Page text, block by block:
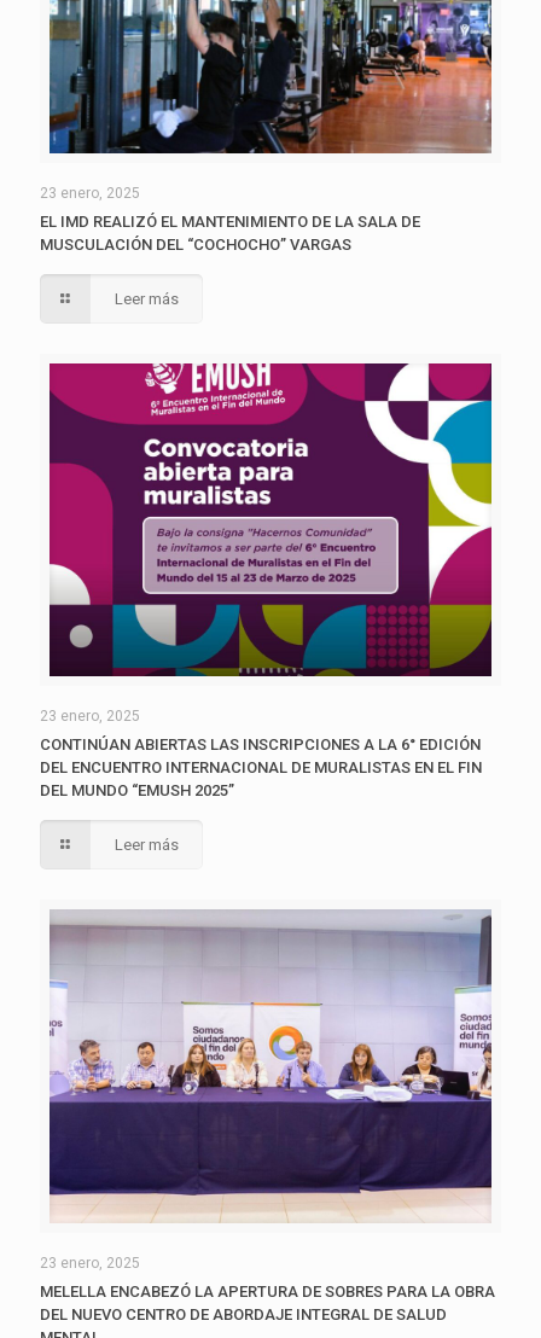
23 enero, 2025
EL IMD REALIZÓ EL MANTENIMIENTO DE LA SALA DE
MUSCULACIÓN DEL “COCHOCHO” VARGAS
Leer más
23 enero, 2025
CONTINÚAN ABIERTAS LAS INSCRIPCIONES A LA 6° EDICIÓN
DEL ENCUENTRO INTERNACIONAL DE MURALISTAS EN EL FIN
DEL MUNDO “EMUSH 2025”
Leer más
23 enero, 2025
MELELLA ENCABEZÓ LA APERTURA DE SOBRES PARA LA OBRA
DEL NUEVO CENTRO DE ABORDAJE INTEGRAL DE SALUD